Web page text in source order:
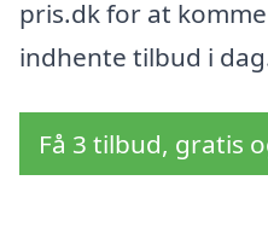
pris.dk for at
indhente tilbud i
Få 3 tilbud, gratis